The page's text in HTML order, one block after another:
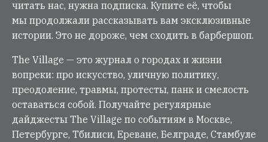
читать нас, нужна подписка. Купите её, чтобы
мы продолжали рассказывать вам эксклюзивные
истории. Это не дороже, чем сходить в барбершоп.
The Village — это журнал о городах и жизни
вопреки: про искусство, уличную политику,
преодоление, травмы, протесты, панк и смелость
оставаться собой. Получайте регулярные
дайджесты The Village по событиям в Москве,
Петербурге, Тбилиси, Ереване, Белграде, Стамбуле